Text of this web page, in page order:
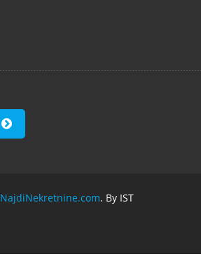
NajdiNekretnine.com. By IST